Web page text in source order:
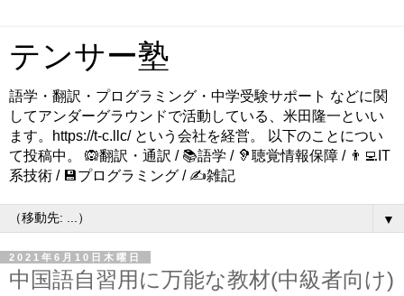
テンサー塾
語学・翻訳・プログラミング・中学受験サポート などに関
してアンダーグラウンドで活動している、米田隆一といい
ます。https://t-c.llc/ という会社を経営。 以下のことについ
て投稿中。 🙉翻訳・通訳 / 📚語学 / 🦻聴覚情報保障 / 👨‍💻IT
系技術 / 💾プログラミング / ✍️雑記
▼
2021年6月10日木曜日
中国語自習用に万能な教材(中級者向け)